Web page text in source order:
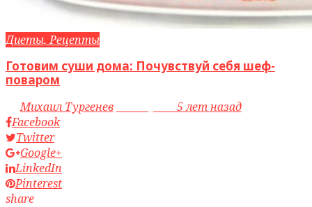
Диеты, Рецепты
Готовим суши дома: Почувствуй себя шеф-
поваром
byМихаил Тургенев
5 лет назад
Facebook
Twitter
Google+
LinkedIn
Pinterest
share